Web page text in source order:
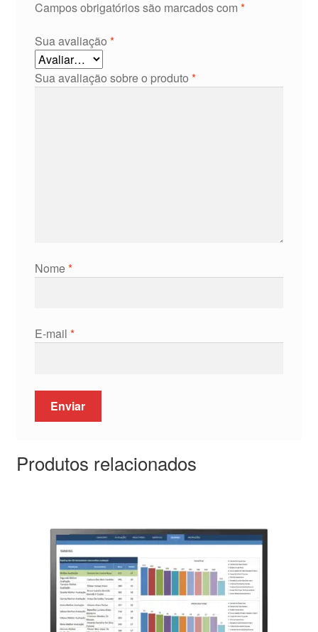
Campos obrigatórios são marcados com *
Sua avaliação *
Sua avaliação sobre o produto *
Nome*
E-mail *
Produtos relacionados